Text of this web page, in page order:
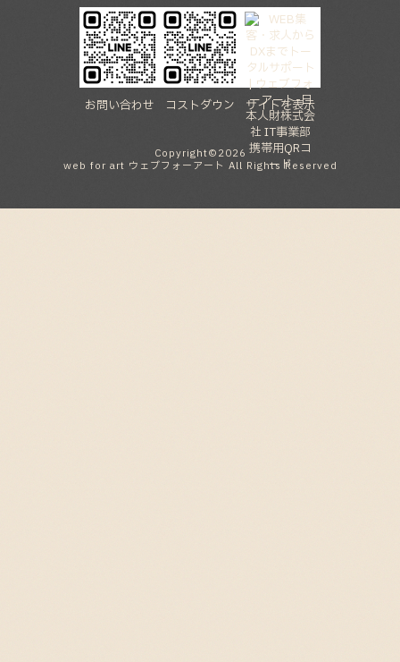
お問い合わせ コストダウン サイトを表示
Copyright©2026
web for art ウェブフォーアート All Rights Reserved